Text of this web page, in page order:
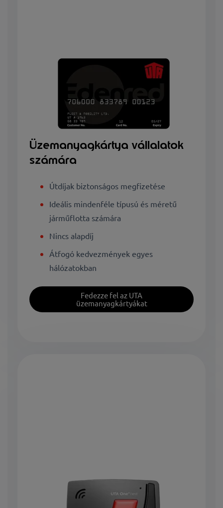
Üzemanyagkártya vállalatok
számára
Útdíjak biztonságos megfizetése
Ideális mindenféle típusú és méretű
járműflotta számára
Nincs alapdíj
Átfogó kedvezmények egyes
hálózatokban
Fedezze fel az UTA
üzemanyagkártyákat